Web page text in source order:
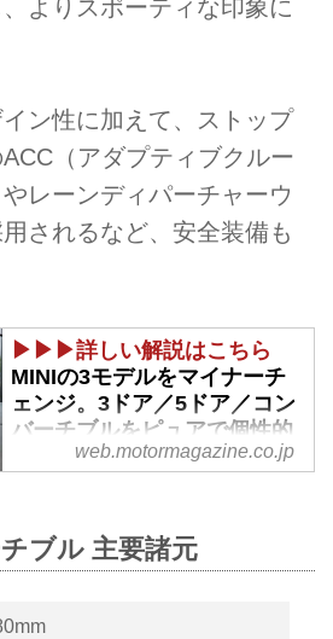
よりスポーティな印象に
ン性に加えて、ストップ
（アダプティブクルー
レーンディパーチャーウ
されるなど、安全装備も
▶▶▶詳しい解説はこちら
MINIの3モデルをマイナーチ
ェンジ。3ドア／5ドア／コン
バーチブルをピュアで個性的
なデザインに - Webモーター
はMINI 3ドア／5ドア／コンバー
チブルの新型の販売を開始すると
web.motormagazine.co.jp
ブル 主要諸元